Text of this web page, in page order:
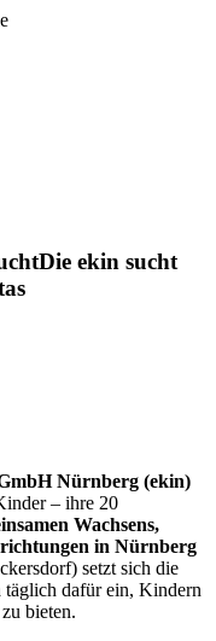
Die ekin sucht
Nürnberg (ekin)
– ihre 20
Wachsens,
in Nürnberg
setzt sich die
täglich dafür ein, Kindern
bieten.